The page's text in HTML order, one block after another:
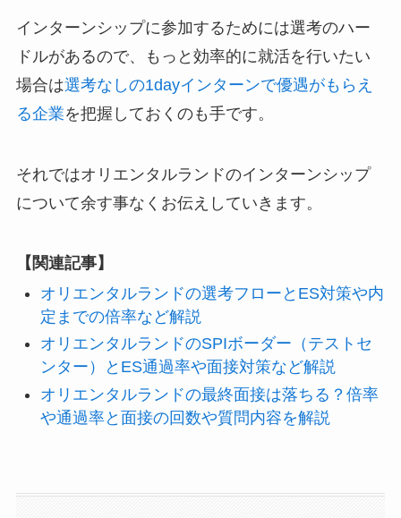
インターンシップに参加するためには選考のハー
ドルがあるので、もっと効率的に就活を行いたい
場合は選考なしの1dayインターンで優遇がもらえ
る企業を把握しておくのも手です。
それではオリエンタルランドのインターンシップ
について余す事なくお伝えしていきます。
【関連記事】
オリエンタルランドの選考フローとES対策や内
定までの倍率など解説
オリエンタルランドのSPIボーダー（テストセ
ンター）とES通過率や面接対策など解説
オリエンタルランドの最終面接は落ちる？倍率
や通過率と面接の回数や質問内容を解説